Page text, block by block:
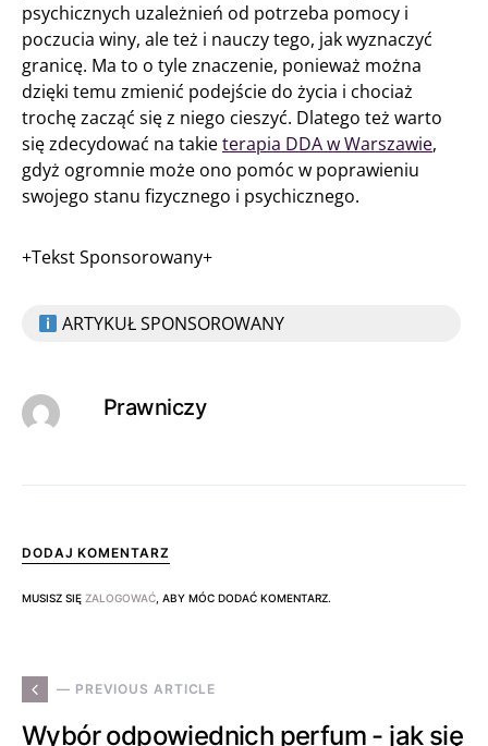
psychicznych uzależnień od potrzeba pomocy i
poczucia winy, ale też i nauczy tego, jak wyznaczyć
granicę. Ma to o tyle znaczenie, ponieważ można
dzięki temu zmienić podejście do życia i chociaż
trochę zacząć się z niego cieszyć. Dlatego też warto
się zdecydować na takieterapia DDA w Warszawie,
gdyż ogromnie może ono pomóc w poprawieniu
swojego stanu fizycznego i psychicznego.
+Tekst Sponsorowany+
ARTYKUŁ SPONSOROWANY
Prawniczy
DODAJ KOMENTARZ
MUSISZ SIĘ ZALOGOWAĆ , ABY MÓC DODAĆ KOMENTARZ.
— PREVIOUS ARTICLE
Wybór odpowiednich perfum - jak się